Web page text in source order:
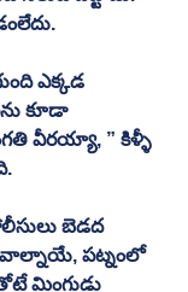
ఎక్కడ
కూడా
వీరయ్యా, ” కిళ్ళీ
బెడద
పట్నంలో
మింగుడు